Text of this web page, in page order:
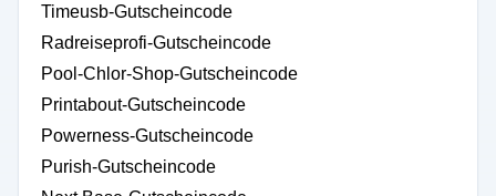
Timeusb-Gutscheincode
Radreiseprofi-Gutscheincode
Pool-Chlor-Shop-Gutscheincode
Printabout-Gutscheincode
Powerness-Gutscheincode
Purish-Gutscheincode